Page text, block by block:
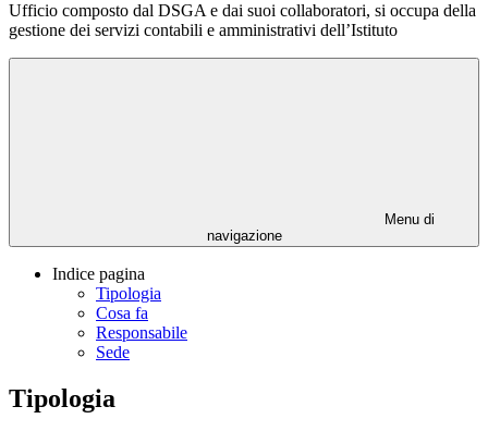
Ufficio composto dal DSGA e dai suoi collaboratori, si occupa della
gestione dei servizi contabili e amministrativi dell’Istituto
Menu di
navigazione
Indice pagina
Tipologia
Cosa fa
Responsabile
Sede
Tipologia